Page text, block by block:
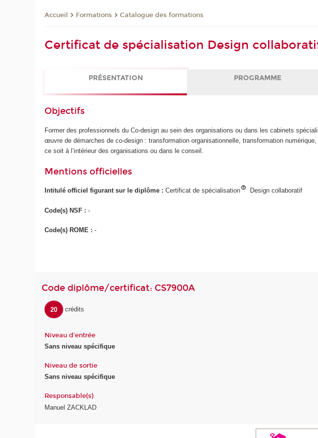
Accueil Formations Catalogue des formations
Certificat de spécialisation Design
PRÉSENTATION PROGRAMME
Objectifs
Former des professionnels du Co-design au sein des organisations ou dans les cabinets
œuvre de démarches de co-design : transformation organisationnelle, transformation
ce soit à l’intérieur des organisations ou dans le conseil.
Mentions officielles
Intitulé officiel figurant sur le diplôme :Certificat de spécialisation Design collaboratif
Code(s) NSF :-
Code(s) ROME :-
Code diplôme/certificat: CS7900A
20 crédits
Niveau d'entrée
Sans niveau spécifique
Niveau de sortie
Sans niveau spécifique
Responsable(s)
Manuel ZACKLAD